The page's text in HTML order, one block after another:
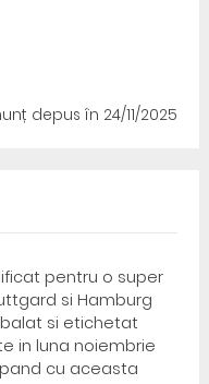
depusîn 24/11/2025
pentru o super
si Hamburg
si etichetat
in luna noiembrie
cu aceasta